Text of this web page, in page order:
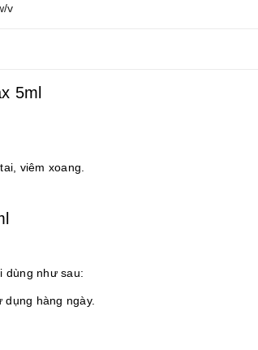
v
5ml
viêm xoang.
dùng như sau:
hàng ngày.